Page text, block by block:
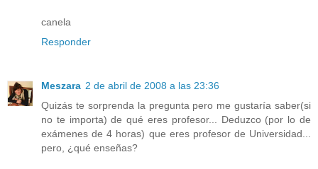
canela
Responder
Meszara 2 de abril de 2008 a las 23:36
Quizás te sorprenda la pregunta pero me gustaría saber(si
no te importa) de qué eres profesor... Deduzco (por lo de
exámenes de 4 horas) que eres profesor de Universidad...
pero, ¿qué enseñas?